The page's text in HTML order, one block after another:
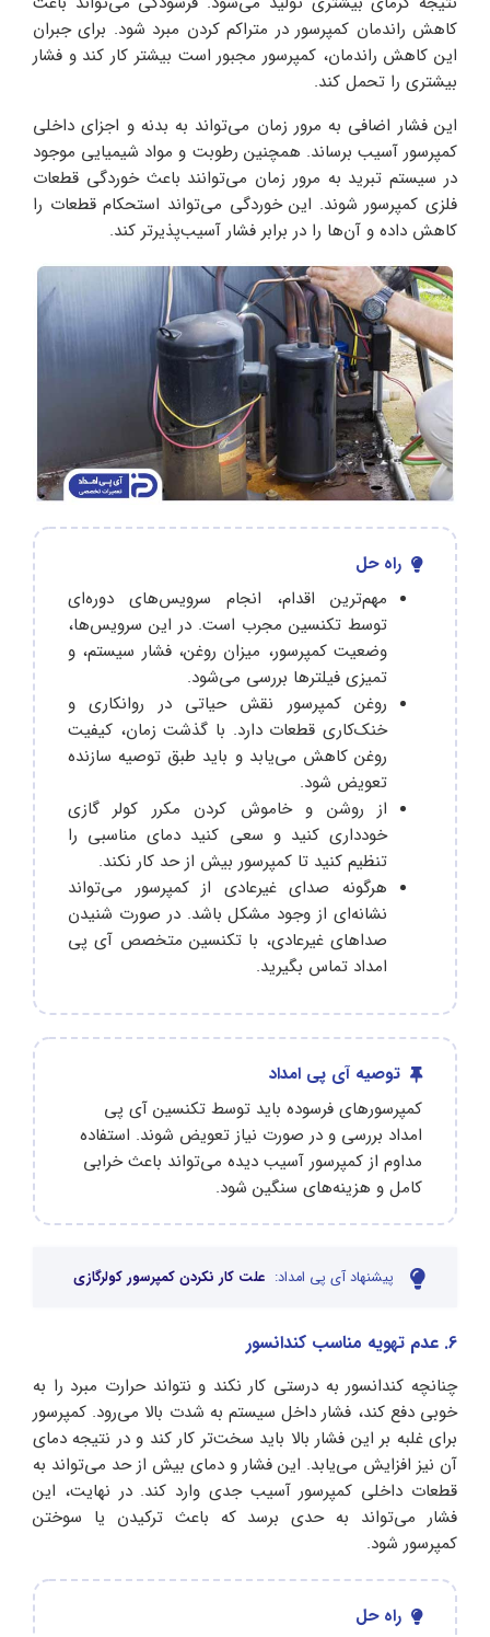
کاهش راندمان کمپرسور در متراکم کردن مبرد شود. برای جبران
این کاهش راندمان، کمپرسور مجبور است بیشتر کار کند و فشار
بیشتری را تحمل کند.
این فشار اضافی به مرور زمان می‌تواند به بدنه و اجزای داخلی
کمپرسور آسیب برساند. همچنین رطوبت و مواد شیمیایی موجود
در سیستم تبرید به مرور زمان می‌توانند باعث خوردگی قطعات
فلزی کمپرسور شوند. این خوردگی می‌تواند استحکام قطعات را
کاهش داده و آن‌ها را در برابر فشار آسیب‌پذیرتر کند.
راه حل
مهم‌ترین اقدام، انجام سرویس‌های دوره‌ای
توسط تکنسین مجرب است. در این سرویس‌ها،
وضعیت کمپرسور، میزان روغن، فشار سیستم، و
تمیزی فیلترها بررسی می‌شود.
روغن کمپرسور نقش حیاتی در روانکاری و
خنک‌کاری قطعات دارد. با گذشت زمان، کیفیت
روغن کاهش می‌یابد و باید طبق توصیه سازنده
تعویض شود.
از روشن و خاموش کردن مکرر کولر گازی
خودداری کنید و سعی کنید دمای مناسبی را
تنظیم کنید تا کمپرسور بیش از حد کار نکند.
هرگونه صدای غیرعادی از کمپرسور می‌تواند
نشانه‌ای از وجود مشکل باشد. در صورت شنیدن
صداهای غیرعادی، با تکنسین متخصص آی پی
امداد تماس بگیرید.
توصیه آی پی امداد
کمپرسورهای فرسوده باید توسط تکنسین آی پی
امداد بررسی و در صورت نیاز تعویض شوند. استفاده
مداوم از کمپرسور آسیب‌ دیده می‌تواند باعث خرابی
کامل و هزینه‌های سنگین شود.
پیشنهاد آی پی امداد: علت کار نکردن کمپرسور کولرگازی
6. عدم تهویه مناسب کندانسور
چنانچه کندانسور به درستی کار نکند و نتواند حرارت مبرد را به
خوبی دفع کند، فشار داخل سیستم به شدت بالا می‌رود. کمپرسور
برای غلبه بر این فشار بالا باید سخت‌تر کار کند و در نتیجه دمای
آن نیز افزایش می‌یابد. این فشار و دمای بیش از حد می‌تواند به
قطعات داخلی کمپرسور آسیب جدی وارد کند. در نهایت، این
فشار می‌تواند به حدی برسد که باعث ترکیدن یا سوختن
کمپرسور شود.
راه حل